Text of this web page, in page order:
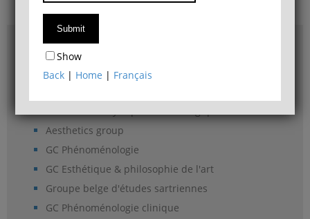
Access & maps
Philosophy Department Library
Aesthetics group
GC Phénoménologie
GC Esthétique & philosophie de l'art
Groupe belge d'études sartriennes
GC Phénoménologie clinique
Show
Back | Home | Français